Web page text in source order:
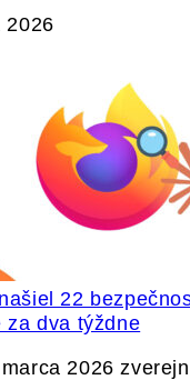
2026
22
za dva týždne
2026